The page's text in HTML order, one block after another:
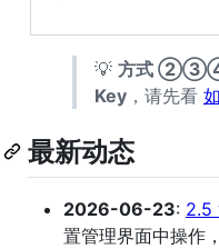
💡 方式 ②③④
Key ，请先看
最新动态
2026-06-23: 2.5
置管理界面中操作